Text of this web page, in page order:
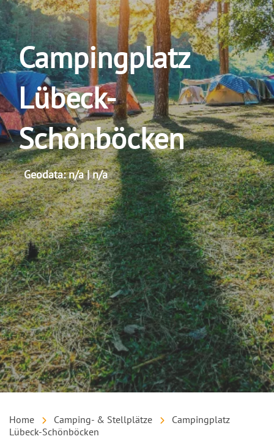
Campingplatz
Lübeck-
Schönböcken
Geodata: n/a | n/a
Home Camping- & Stellplätze
Campingplatz
Lübeck-Schönböcken